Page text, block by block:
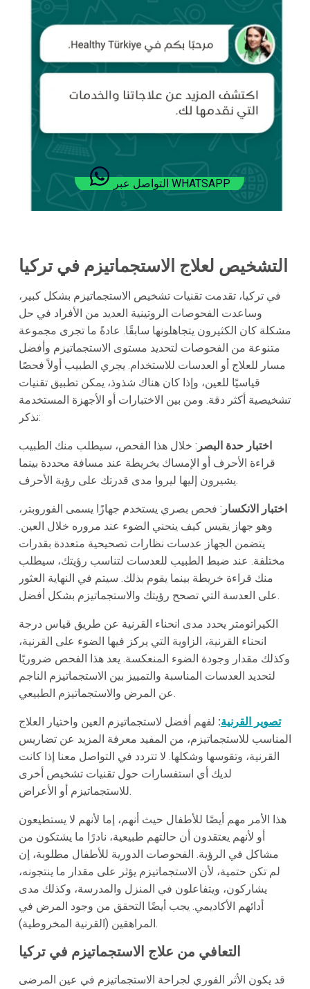
التواصل عبر WHATSAPP
التشخيص لعلاج الاستجماتيزم في تركيا
في تركيا، تقدمت تقنيات تشخيص الاستجماتيزم بشكل كبير،
وساعدت الفحوصات الروتينية العديد من الأفراد في حل
مشكلة كان الكثيرون يتجاهلونها سابقًا. عادةً ما تجرى مجموعة
متنوعة من الفحوصات لتحديد مستوى الاستجماتيزم وأفضل
مسار للعلاج أو العدسات للاستخدام. يجري الطبيب أولاً فحصًا
قياسيًا للعين، وإذا كان هناك شذوذ، يمكن تطبيق تقنيات
تشخيصية أكثر دقة. ومن بين الاختبارات أو الأجهزة المستخدمة
نذكر:
اختبار حدة البصر : خلال هذا الفحص، سيطلب منك الطبيب
قراءة الأحرف أو الإمساك بخريطة عند مسافة محددة بينما
يشيرون إليها ليروا مدى قدرتك على رؤية الأحرف.
اختبار الانكسار : فحص بصري يستخدم جهازًا يسمى الفوروبتر،
وهو جهاز يقيس كيف ينحني الضوء عند مروره خلال العين.
يتضمن الجهاز عدسات نظارات تصحيحية متعددة بقدرات
مختلفة. عند ضبط الطبيب للعدسات لتناسب رؤيتك، سيطلب
منك قراءة خريطة بينما يقوم بذلك. سيتم في النهاية العثور
على العدسة التي تصحح رؤيتك والاستجماتيزم بشكل أفضل.
الكيراتومتر يحدد مدى انحناء القرنية عن طريق قياس درجة
انحناء القرنية، الزاوية التي يركز فيها الضوء على القرنية،
وكذلك مقدار وجودة الضوء المنعكسة. يعد هذا الفحص ضروريًا
لتحديد العدسات المناسبة والتمييز بين الاستجماتيزم الناجم
عن المرض والاستجماتيزم الطبيعي.
تصوير القرنية: لفهم أفضل لاستجماتيزم العين واختيار العلاج
المناسب للاستجماتيزم، من المفيد معرفة المزيد عن تضاريس
القرنية، وتقوسها وشكلها. لا تتردد في التواصل معنا إذا كانت
لديك أي استفسارات حول تقنيات تشخيص أخرى
للاستجماتيزم أو الأعراض.
هذا الأمر مهم أيضًا للأطفال حيث أنهم، إما لأنهم لا يستطيعون
أو لأنهم يعتقدون أن حالتهم طبيعية، نادرًا ما يشتكون من
مشاكل في الرؤية. الفحوصات الدورية للأطفال مطلوبة، إن
لم تكن حتمية، لأن الاستجماتيزم يؤثر على مقدار ما ينتجونه،
يشاركون، ويتفاعلون في المنزل والمدرسة، وكذلك مدى
أدائهم الأكاديمي. يجب أيضًا التحقق من وجود المرض في
المراهقين (القرنية المخروطية).
التعافي من علاج الاستجماتيزم في تركيا
قد يكون الأثر الفوري لجراحة الاستجماتيزم في عين المرضى